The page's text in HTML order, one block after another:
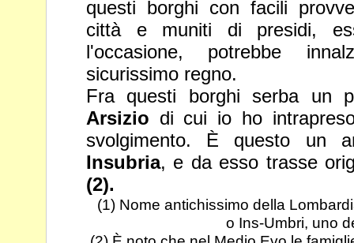
questi borghi con facili
città e muniti di presidi,
l'occasione, potrebbe
sicurissimo regno.
Fra questi borghi serba un
Arsizio di cui io ho
svolgimento. È questo un
Insubria, e da esso trasse
(2).
(1) Nome antichissimo della
o Ins-Umbri, uno